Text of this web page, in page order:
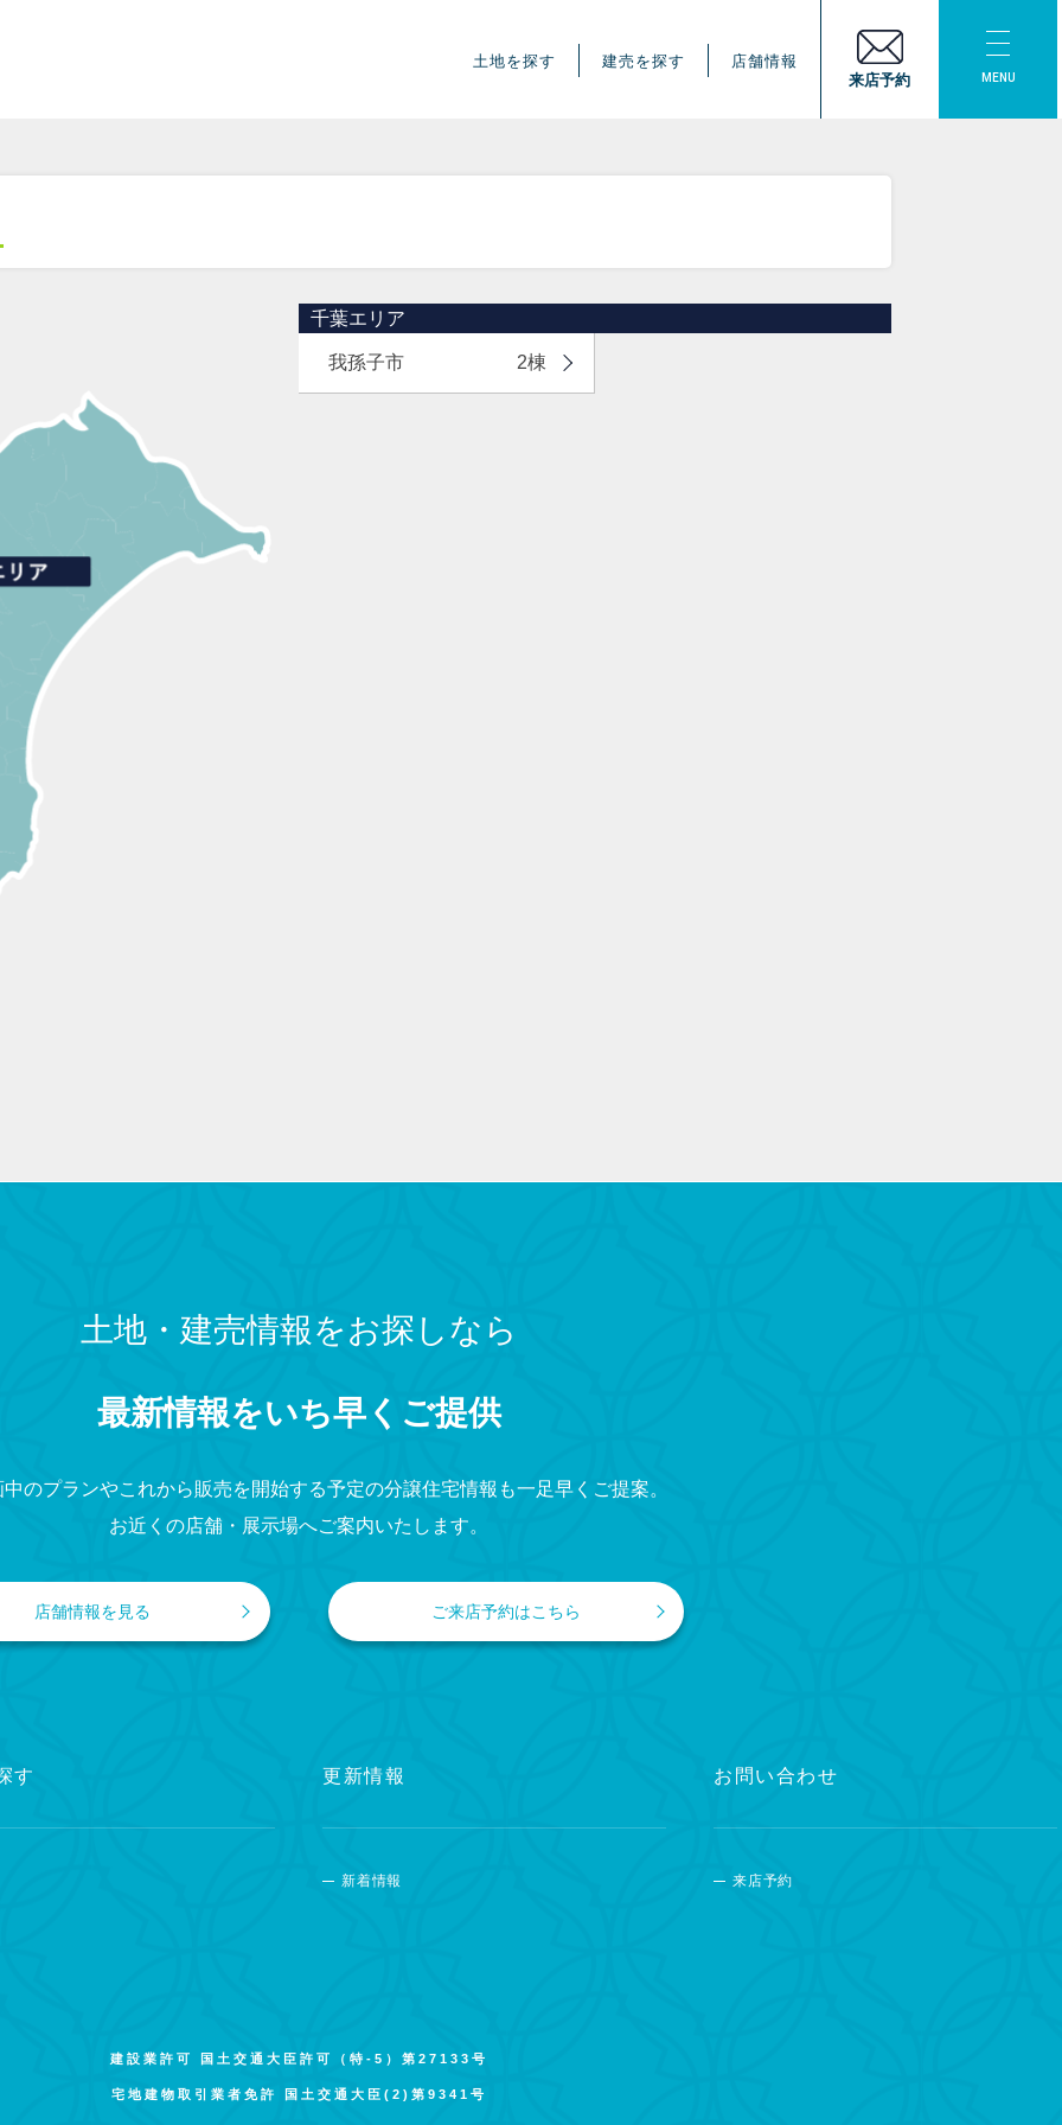
土地を探す 建売を探す
店舗情報
来店予約
MENU
千葉エリア
我孫子市 2棟
土地・建売情報をお探しなら
最新情報をいち早くご提供
のプランやこれから販売を開始する予定の分譲住宅情報も一足早くご提案。
お近くの店舗・展示場へご案内いたします。
店舗情報を見る ご来店予約はこちら
す 更新情報
新着情報
お問い合わせ
来店予約
建設業許可 国土交通大臣許可（特-5）第27133号
宅地建物取引業者免許 国土交通大臣(2)第9341号